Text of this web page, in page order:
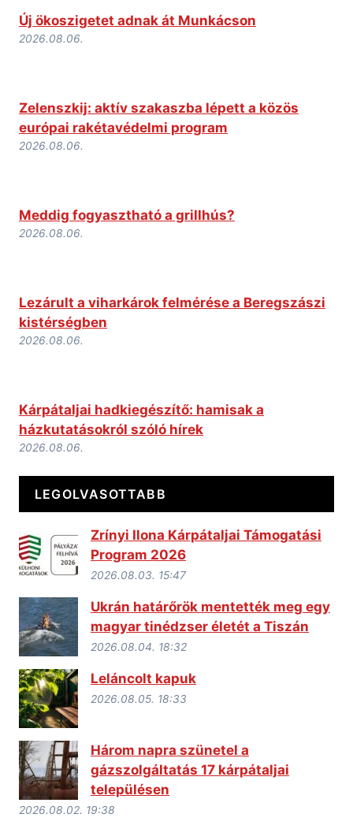
Új ökoszigetet adnak át Munkácson
2026.08.06.
Zelenszkij: aktív szakaszba lépett a közös
európai rakétavédelmi program
2026.08.06.
Meddig fogyasztható a grillhús?
2026.08.06.
Lezárult a viharkárok felmérése a Beregszászi
kistérségben
2026.08.06.
Kárpátaljai hadkiegészítő: hamisak a
házkutatásokról szóló hírek
2026.08.06.
LEGOLVASOTTABB
Zrínyi Ilona Kárpátaljai Támogatási
Program 2026
2026.08.03. 15:47
Ukrán határőrök mentették meg egy
magyar tinédzser életét a Tiszán
2026.08.04. 18:32
Leláncolt kapuk
2026.08.05. 18:33
Három napra szünetel a
gázszolgáltatás 17 kárpátaljai
településen
2026.08.02. 19:38